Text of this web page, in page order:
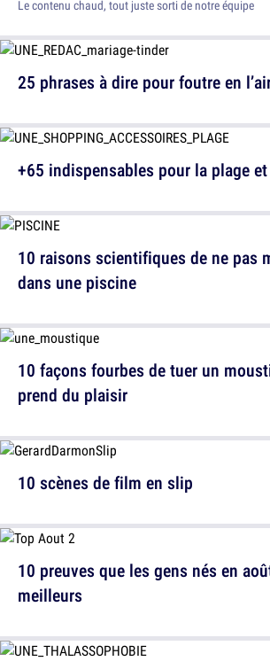
Le contenu chaud, tout juste sorti de notre équipe
25 phrases à dire pour foutre en
10 raisons scientifiques de ne pas
dans une piscine
10 scènes de film en slip
+65 indispensables pour la plage
10 façons fourbes de tuer un
prend du plaisir
10 preuves que les gens nés en
meilleurs